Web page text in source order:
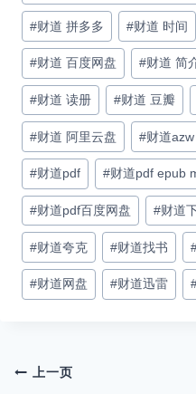
#财道 拼多多 #财道 时间
#财道 百度网盘 #财道 简
#财道 读册 #财道 豆瓣
#财道 阿里云盘 #财道azw
#财道pdf #财道pdf epub
#财道pdf百度网盘 #财道
#财道夸克 #财道找书
#财道网盘 #财道迅雷
文上一页